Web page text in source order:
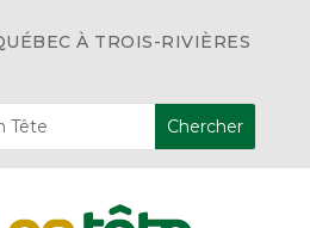
À TROIS-RIVIÈRES